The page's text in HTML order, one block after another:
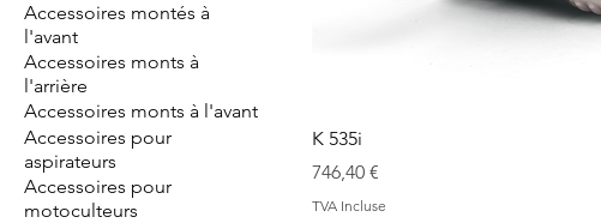
Accessoires montés à
l'avant
Accessoires monts à
l'arrière
Accessoires monts à l'avant
Accessoires pour
aspirateurs
Accessoires pour
motoculteurs
K 535i
Prix
746,40 €
TVA Incluse